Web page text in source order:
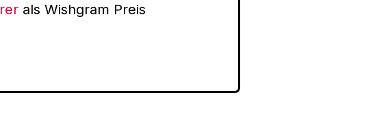
als Wishgram Preis